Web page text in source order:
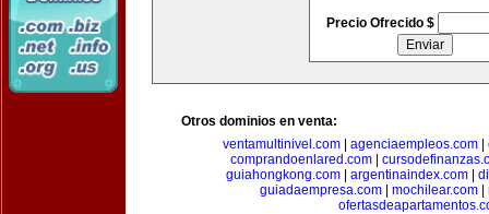
Precio Ofrecido $
Otros dominios en venta:
ventamultinivel.com| agenciaempleos.com|
comprandoenlared.com|
guiahongkong.com| argentinaindex.com|
guiadaempresa.com
mochilear.com